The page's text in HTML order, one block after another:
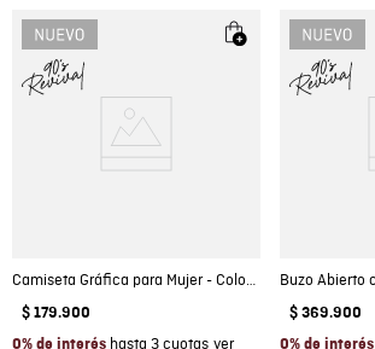
Camiseta Gráfica para Mujer - Colombiamoda
$ 179.900
0% de interés hasta 3 cuotas
$ 369.900
0% de interés